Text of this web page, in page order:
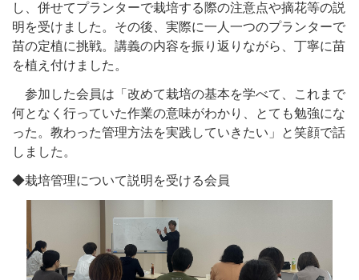
し、併せてプランターで栽培する際の注意点や摘花等の説
明を受けました。その後、実際に一人一つのプランターで
苗の定植に挑戦。講義の内容を振り返りながら、丁寧に苗
を植え付けました。
参加した会員は「改めて栽培の基本を学べて、これまで
何となく行っていた作業の意味がわかり、とても勉強にな
った。教わった管理方法を実践していきたい」と笑顔で話
しました。
◆栽培管理について説明を受ける会員